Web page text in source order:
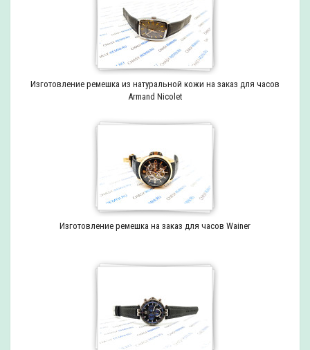
Изготовление ремешка из натуральной кожи на заказ для часов
Armand Nicolet
Изготовление ремешка на заказ для часов Wainer